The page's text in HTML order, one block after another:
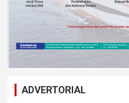
ADVERTORIAL